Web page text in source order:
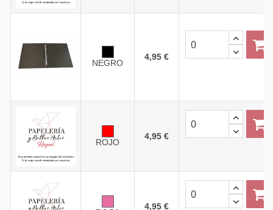
NEGRO
4,95 €
ROJO
4,95 €
4,95 €